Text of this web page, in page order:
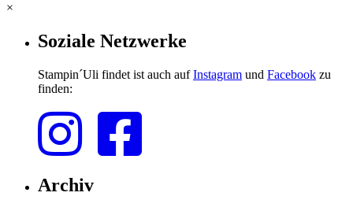
×
Soziale Netzwerke
Stampin´Uli findet ist auch aufInstagram und Facebook zu
finden:
Archiv